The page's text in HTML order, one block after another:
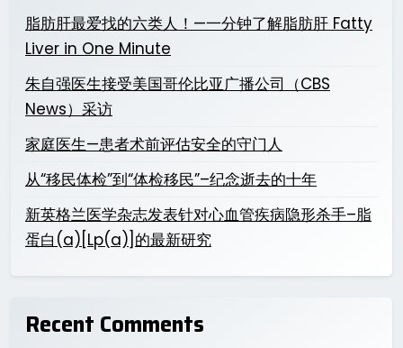
脂肪肝最爱找的六类人！—一分钟了解脂肪肝 Fatty
Liver in One Minute
朱自强医生接受美国哥伦比亚广播公司（CBS
News）采访
家庭医生—患者术前评估安全的守门人
从“移民体检”到“体检移民”–纪念逝去的十年
新英格兰医学杂志发表针对心血管疾病隐形杀手–脂
蛋白(a)[Lp(a)]的最新研究
Recent Comments